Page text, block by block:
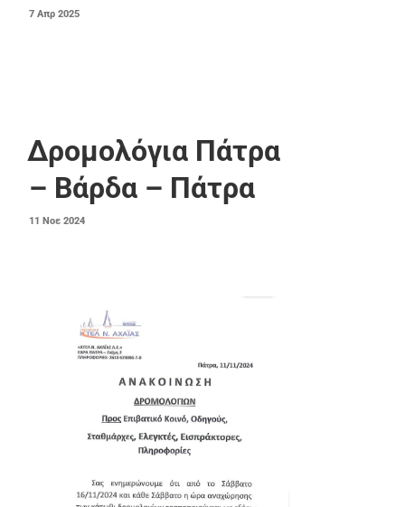
ΔΗΜΟΣΙΕΎΤΗΚΕ
7 Απρ 2025
Δρομολόγια Πάτρα
– Βάρδα – Πάτρα
ΔΗΜΟΣΙΕΎΤΗΚΕ
11 Νοε 2024